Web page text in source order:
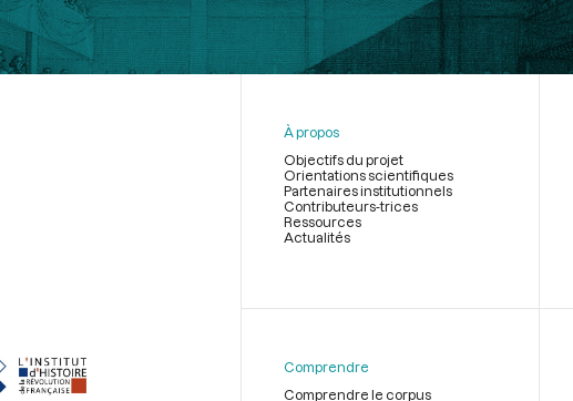
page
À propos
Objectifs du projet
Orientations scientifiques
Partenaires institutionnels
Contributeurs-trices
Ressources
Actualités
Comprendre
Comprendre le corpus